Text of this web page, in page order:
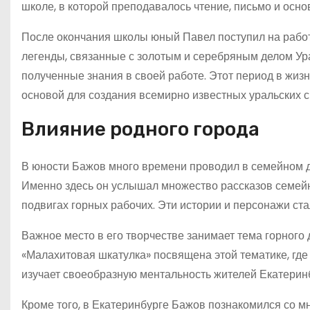
школе, в которой преподавалось чтение, письмо и
После окончания школы юный Павел поступил на
легенды, связанные с золотым и серебряным делом
полученные знания в своей работе. Этот период в
основой для создания всемирно известных уральских
Влияние родного города
В юности Бажов много времени проводил в семейном
Именно здесь он услышал множество рассказов
подвигах горных рабочих. Эти истории и персонажи
Важное место в его творчестве занимает тема
«Малахитовая шкатулка» посвящена этой тематике,
изучает своеобразную ментальность жителей
Кроме того, в Екатеринбурге Бажов познакомился со